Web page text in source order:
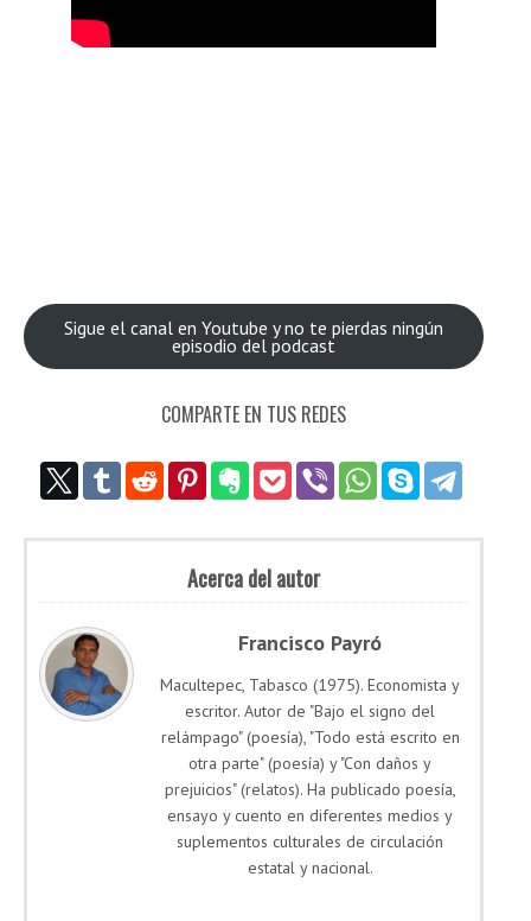
Sigue el canal en Youtube y no te pierdas ningún
episodio del podcast
COMPARTE EN TUS REDES
Acerca del autor
Francisco Payró
Macultepec, Tabasco (1975). Economista y
escritor. Autor de "Bajo el signo del
relámpago" (poesía), "Todo está escrito en
otra parte" (poesía) y "Con daños y
prejuicios" (relatos). Ha publicado poesía,
ensayo y cuento en diferentes medios y
suplementos culturales de circulación
estatal y nacional.